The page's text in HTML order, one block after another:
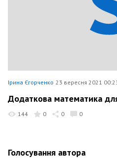
Ірина Єгорченко 23 вересня 2021
Додаткова математика
144 0 0 0
Голосування автора